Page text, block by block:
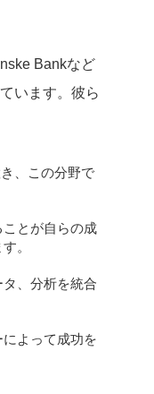
Bankなど
います。彼ら
、この分野で
とが自らの成
。
、分析を統合
よって成功を